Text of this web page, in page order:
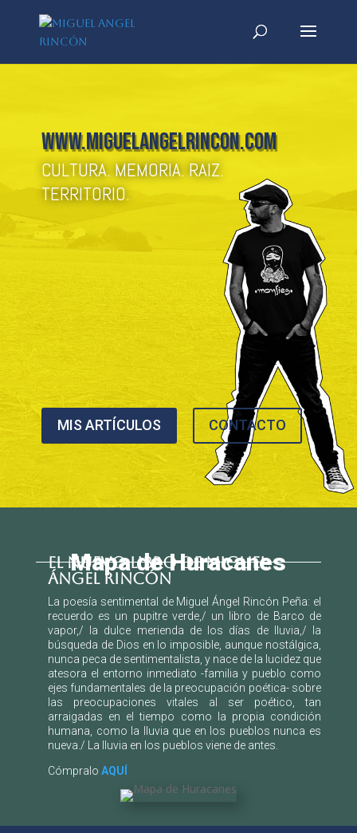
www.miguelangelrincon.com
CULTURA. MEMORIA. RAIZ.
TERRITORIO.
MIS ARTÍCULOS CONTACTO
Mapa de Huracanes
EL NUEVO LIBRO DE MIGUEL
ÁNGEL RINCÓN
La poesía sentimental de Miguel Ángel Rincón Peña: el
recuerdo es un pupitre verde,/ un libro de Barco de
vapor,/ la dulce merienda de los días de lluvia,/ la
búsqueda de Dios en lo imposible, aunque nostálgica,
nunca peca de sentimentalista, y nace de la lucidez que
atesora el entorno inmediato -familia y pueblo como
ejes fundamentales de la preocupación poética- sobre
las preocupaciones vitales al ser poético, tan
arraigadas en el tiempo como la propia condición
humana, como la lluvia que en los pueblos nunca es
nueva./ La lluvia en los pueblos viene de antes.
Cómpralo AQUÍ